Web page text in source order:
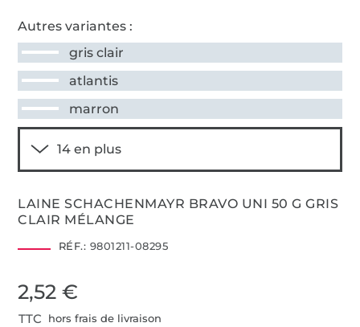
Autres variantes :
gris clair
atlantis
marron
LAINE SCHACHENMAYR BRAVO UNI 50 G GRIS
CLAIR MÉLANGE
RÉF.: 9801211-08295
2,52 €
TTC hors frais de livraison